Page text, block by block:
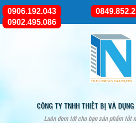
CÔNG TY TNHH THIẾT BỊ VÀ DỤNG
Luôn đem tới cho bạn sản phẩm tốt
0906.192.043
0902.495.086